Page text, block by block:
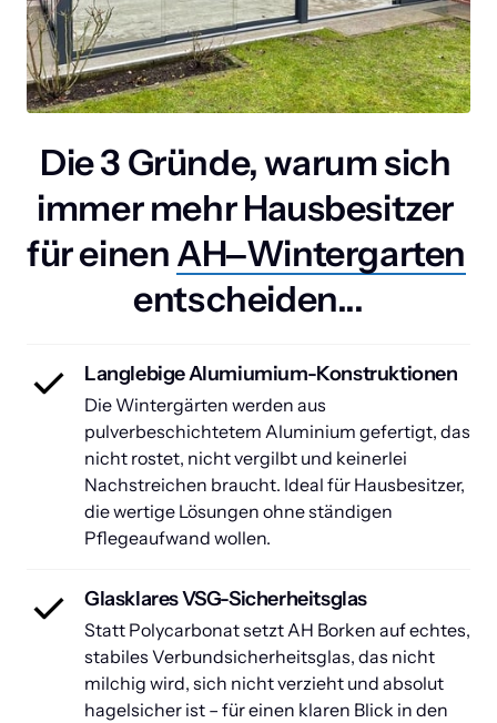
Die 3 Gründe, warum sich
immer mehr Hausbesitzer
für einen AH‒Wintergarten
entscheiden...
Langlebige Alumiumium-Konstruktionen
Die Wintergärten werden aus
pulverbeschichtetem Aluminium gefertigt, das
nicht rostet, nicht vergilbt und keinerlei
Nachstreichen braucht. Ideal für Hausbesitzer,
die wertige Lösungen ohne ständigen
Pflegeaufwand wollen.
Glasklares VSG-Sicherheitsglas
Statt Polycarbonat setzt AH Borken auf echtes,
stabiles Verbundsicherheitsglas, das nicht
milchig wird, sich nicht verzieht und absolut
hagelsicher ist – für einen klaren Blick in den